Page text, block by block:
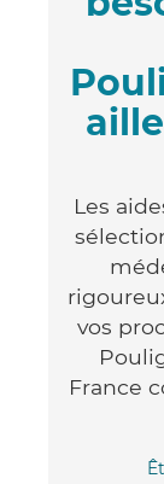
Les
vos
France